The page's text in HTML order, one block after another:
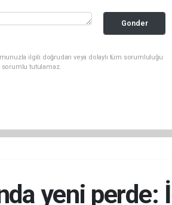
Gonder
ilgili doğrudan veya dolaylı tüm sorumluluğu
sorumlu tutulamaz.
yeni